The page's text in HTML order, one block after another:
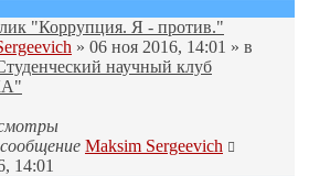
"Коррупция. Я - против."
» 06 ноя 2016, 14:01 » в
научный клуб
Maksim Sergeevich
14:01